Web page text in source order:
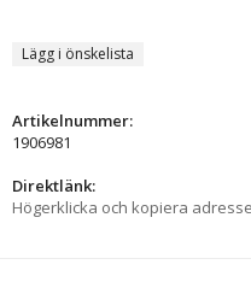
Lägg i önskelista
Artikelnummer:
1906981
Direktlänk:
Högerklicka och kopiera